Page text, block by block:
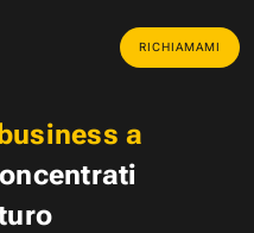
RICHIAMAMI
a